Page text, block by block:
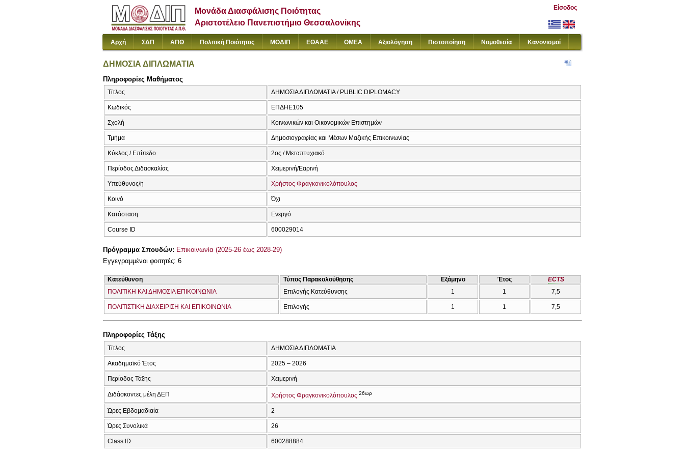
Μονάδα Διασφάλισης Ποιότητας
Αριστοτέλειο Πανεπιστήμιο Θεσσαλονίκης
Είσοδος
Αρχή ΣΔΠ ΑΠΘ Πολιτική Ποιότητας ΜΟΔΙΠ ΕΘΑΑΕ ΟΜΕΑ Αξιολόγηση Πιστοποίηση Νομοθεσία Κανονισμοί
ΔΗΜΟΣΙΑ ΔΙΠΛΩΜΑΤΙΑ
Πληροφορίες Μαθήματος
Τίτλος ΔΗΜΟΣΙΑ ΔΙΠΛΩΜΑΤΙΑ / PUBLIC DIPLOMACY
Κωδικός ΕΠΔΗΕ105
Σχολή Κοινωνικών και Οικονομικών Επιστημών
Τμήμα Δημοσιογραφίας και Μέσων Μαζικής Επικοινωνίας
Κύκλος / Επίπεδο 2ος / Μεταπτυχιακό
Περίοδος Διδασκαλίας Χειμερινή/Εαρινή
Υπεύθυνος/η Χρήστος Φραγκονικολόπουλος
Κοινό Όχι
Κατάσταση Ενεργό
Course ID 600029014
Πρόγραμμα Σπουδών: Επικοινωνία (2025-26 έως 2028-29)
Εγγεγραμμένοι φοιτητές: 6
Κατεύθυνση Τύπος Παρακολούθησης Εξάμηνο Έτος
ECTS
ΠΟΛΙΤΙΚΗ ΚΑΙ ΔΗΜΟΣΙΑ ΕΠΙΚΟΙΝΩΝΙΑ
Επιλογής Κατεύθυνσης 1 1 7,5
ΠΟΛΙΤΙΣΤΙΚΗ ΔΙΑΧΕΙΡΙΣΗ ΚΑΙ ΕΠΙΚΟΙΝΩΝΙΑ Επιλογής 1 1 7,5
Πληροφορίες Τάξης
Τίτλος ΔΗΜΟΣΙΑ ΔΙΠΛΩΜΑΤΙΑ
Ακαδημαϊκό Έτος 2025 – 2026
Περίοδος Τάξης Χειμερινή
Διδάσκοντες μέλη ΔΕΠ Χρήστος Φραγκονικολόπουλος 26ωρ
Ώρες Εβδομαδιαία 2
Ώρες Συνολικά 26
Class ID 600288884